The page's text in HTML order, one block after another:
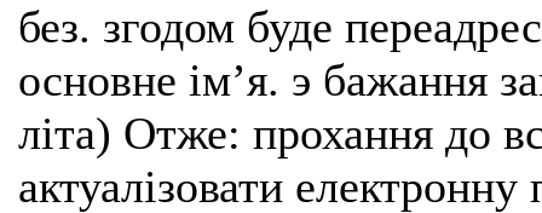
без. згодом буде
основне імʼя. э бажання
літа) Отже: прохання до
актуалізовати